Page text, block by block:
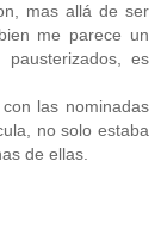
mas allá de ser
me parece un
es
las nominadas
no solo estaba
de ellas.